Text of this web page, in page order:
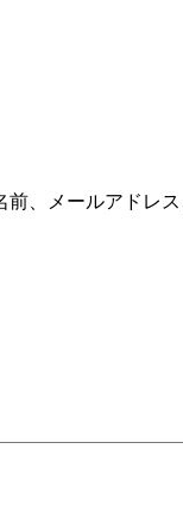
、メールアドレ